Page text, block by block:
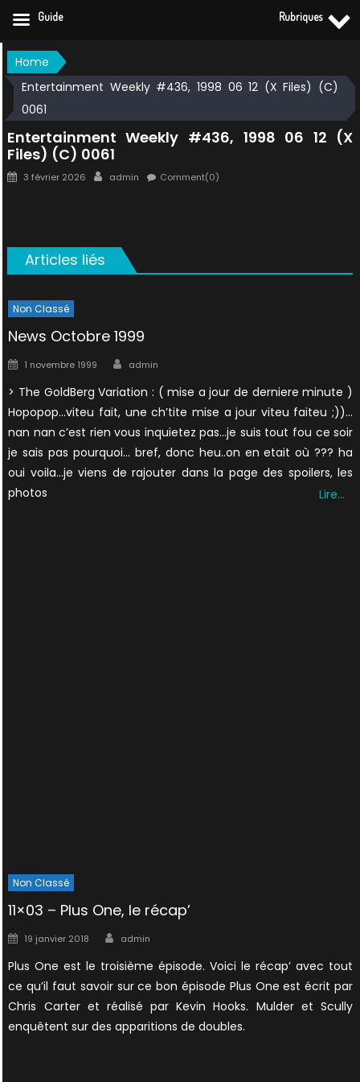
Skip
to
content
Home
Entertainment Weekly #436, 1998 06 12 (X Files) (C)
0061
Entertainment Weekly #436, 1998 06 12 (X
Files) (C) 0061
Posted
3 février 2026 Author
admin Comment(0)
Articles liés
Non Classé
News Octobre 1999
Posted
1 novembre 1999 Author
admin
> The GoldBerg Variation : ( mise a jour de derniere minute )
Hopopop…viteu fait, une ch’tite mise a jour viteu faiteu ;))…
nan nan c’est rien vous inquietez pas…je suis tout fou ce soir
je sais pas pourquoi… bref, donc heu..on en etait où ??? ha
oui voila…je viens de rajouter dans la page des spoilers, les
photos
Lire…
Non Classé
11×03 – Plus One, le récap’
Posted
19 janvier 2018 Author
admin
Plus One est le troisième épisode. Voici le récap’ avec tout
ce qu’il faut savoir sur ce bon épisode Plus One est écrit par
Chris Carter et réalisé par Kevin Hooks. Mulder et Scully
enquêtent sur des apparitions de doubles.
Guide Rubriques